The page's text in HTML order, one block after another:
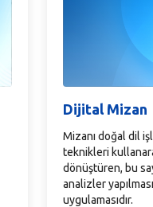
Dijital Mizan
Mizanı doğal dil
teknikleri
dönüştüren, bu
analizler
uygulamasıdır.